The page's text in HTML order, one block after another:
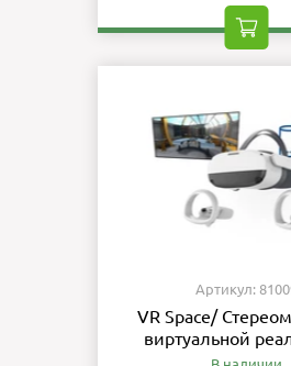
Артикул:
VR Space/
виртуальной